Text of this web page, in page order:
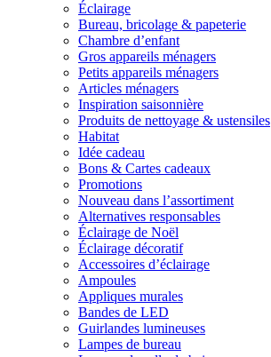
Éclairage
Bureau, bricolage & papeterie
Chambre d’enfant
Gros appareils ménagers
Petits appareils ménagers
Articles ménagers
Inspiration saisonnière
Produits de nettoyage & ustensiles
Habitat
Idée cadeau
Bons & Cartes cadeaux
Promotions
Nouveau dans l’assortiment
Alternatives responsables
Éclairage de Noël
Éclairage décoratif
Accessoires d’éclairage
Ampoules
Appliques murales
Bandes de LED
Guirlandes lumineuses
Lampes de bureau